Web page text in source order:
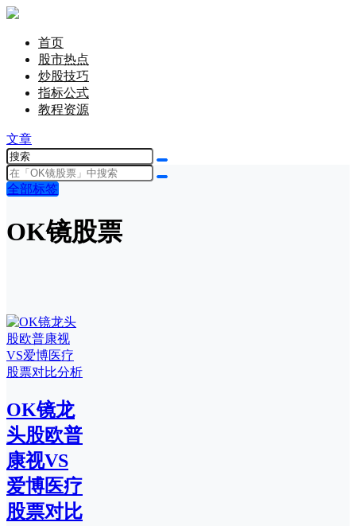
首页
股市热点
炒股技巧
指标公式
教程资源
文章
全部标签
OK镜股票
OK镜龙
头股欧普
康视VS
爱博医疗
股票对比